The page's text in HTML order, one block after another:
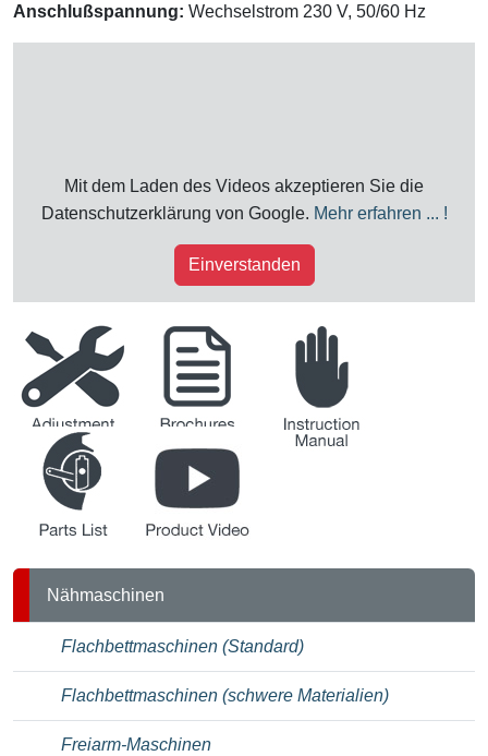
Anschlußspannung: Wechselstrom 230 V, 50/60 Hz
Mit dem Laden des Videos akzeptieren Sie die
Datenschutzerklärung von Google. Mehr erfahren ... !
Einverstanden
Nähmaschinen
Flachbettmaschinen (Standard)
Flachbettmaschinen (schwere Materialien)
Freiarm-Maschinen